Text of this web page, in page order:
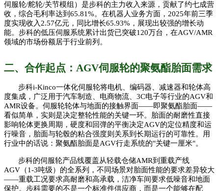
伺服轮/舵轮/关节模组）是步科的主力收入来源，贡献了约七成营
收，综合毛利率达到65.81%。在机器人业务方面，2025年前三季
度实现收入2.57亿元，同比增长65.93%，展现出较强的增长动
能。步科的低压伺服系统累计出货已突破120万台，在AGV/AMR
领域的市场份额居于行业前列。
二、合作起点： AGV伺服轮的聚氨酯胎面需求
步科i-Kinco一体化伺服轮将电机、编码器、减速器和轮体高
度集成，广泛用于汽车制造、电商物流、3C电子等行业的AGV和
AMR设备。伺服轮轮体与地面的接触界面——即聚氨酯胎面——
看似简单，实则是决定整轮性能的关键一环。胎面的耐磨性直接
影响轮体更换周期，硬度和回弹的平衡决定AGV的定位精度和运
行噪音，胎面与轮毂的粘合强度则关系到长期运行的可靠性。用
行业中的话说：聚氨酯胎面是AGV行走系统的"关键一厘米"。
步科的伺服轮产品线覆盖从轻载仓储AMR到重载产线
AGV（1-3吨级）的全系列，不同场景对胎面性能的要求差异较大
——重载工况要求高耐磨和高承载，洁净车间要求低噪音和地面
保护。步科需要的不是一个标准件供应商，而是一个能够在配